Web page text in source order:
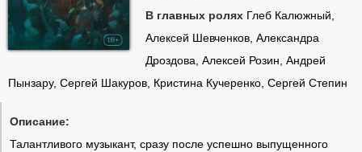
В главных ролях Глеб Калюжный,
Алексей Шевченков, Александра
Дроздова, Алексей Розин, Андрей
Пынзару, Сергей Шакуров, Кристина Кучеренко, Сергей Степин
Описание:
Талантливого музыкант, сразу после успешно выпущенного